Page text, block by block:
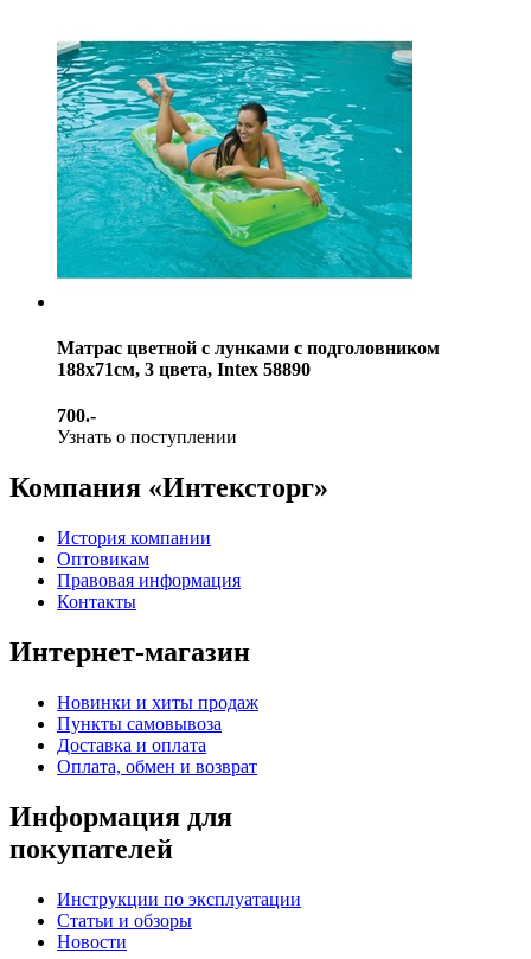
Матрас цветной с лунками с подголовником
188х71см, 3 цвета, Intex 58890
700.-
Узнать о поступлении
Компания «Интексторг»
История компании
Оптовикам
Правовая информация
Контакты
Интернет-магазин
Новинки и хиты продаж
Пункты самовывоза
Доставка и оплата
Оплата, обмен и возврат
Информация для
покупателей
Инструкции по эксплуатации
Статьи и обзоры
Новости